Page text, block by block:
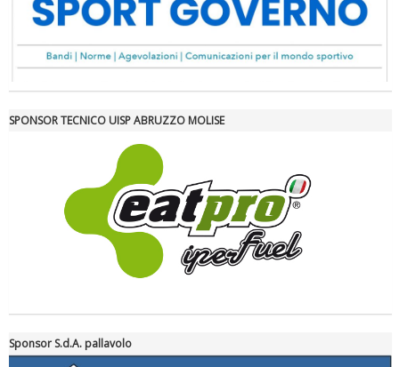
Tiziano Pesce a Radio InBlu2000 traccia il bilancio della stagione
SPONSOR TECNICO UISP ABRUZZO MOLISE
Sponsor S.d.A. pallavolo